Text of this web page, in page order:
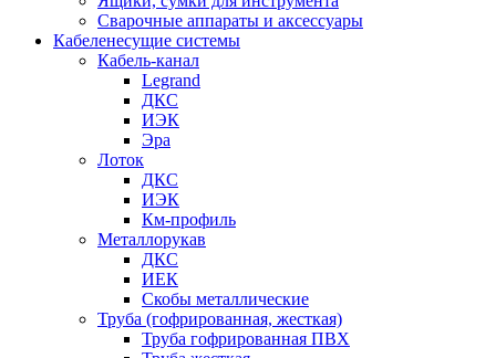
Сварочные аппараты и аксессуары
Кабеленесущие системы
Кабель-канал
Legrand
ДКС
ИЭК
Эра
Лоток
ДКС
ИЭК
Км-профиль
Металлорукав
ДКС
ИЕК
Скобы металлические
Труба (гофрированная, жесткая)
Труба гофрированная ПВХ